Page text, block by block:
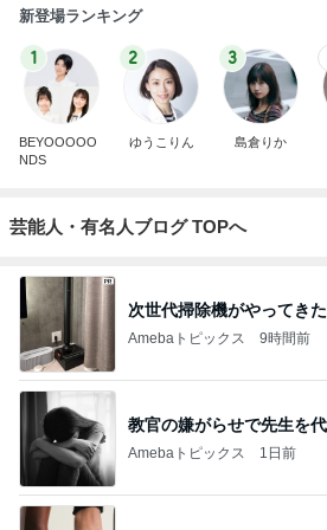
新登場ランキング
1
BEYOOOOO
NDS
2
ゆうこりん
3
島倉りか
芸能人・有名人ブログ TOPへ
次世代掃除機がやってきた
Amebaトピックス 9時間前
教官の嫌がらせで先生を
Amebaトピックス 1日前